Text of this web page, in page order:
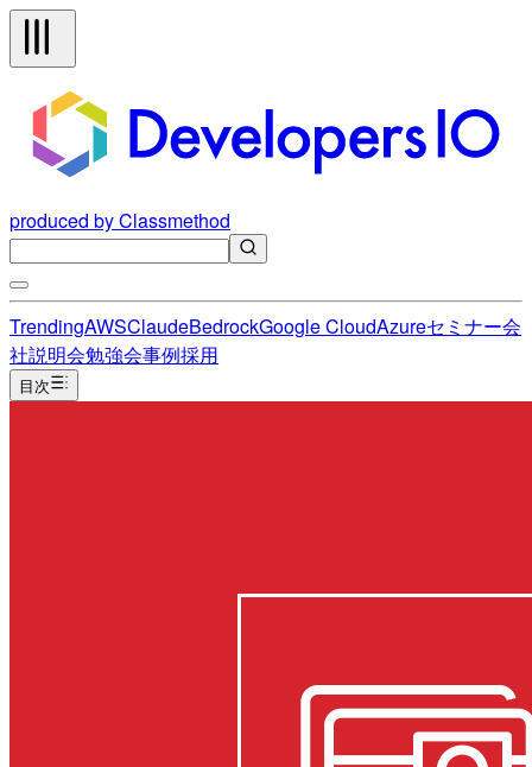
produced by Classmethod
TrendingAWSClaudeBedrockGoogle CloudAzureセミナー会
社説明会勉強会事例採用
目次